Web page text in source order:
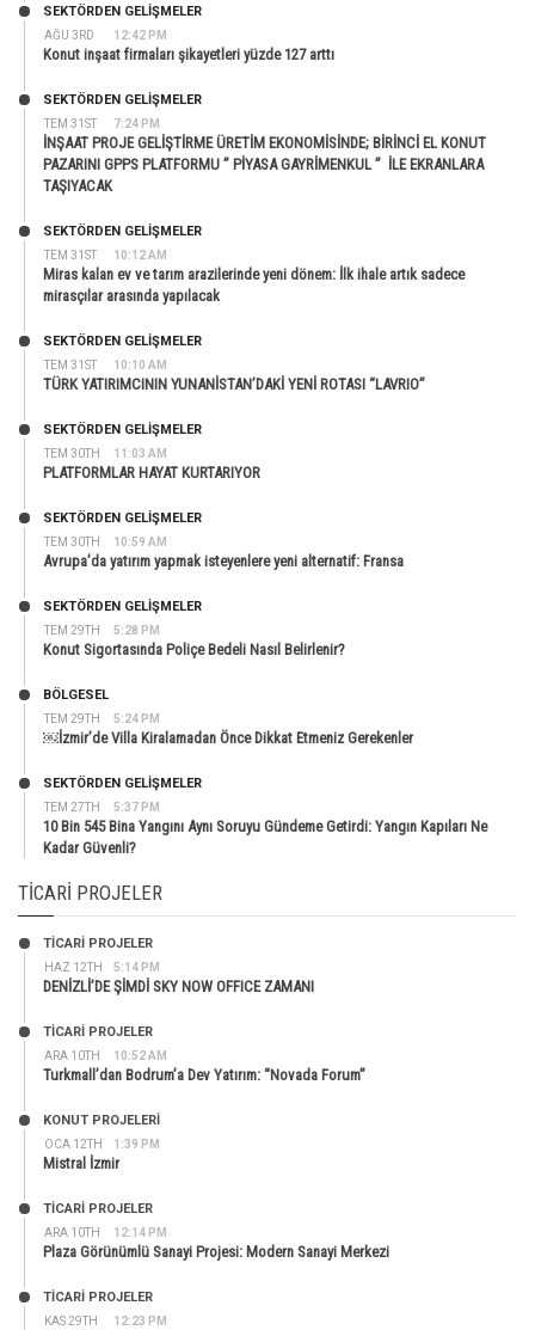
AĞU 3RD 12:42 PM
SEKTÖRDEN GELIŞMELER
Konut inşaat firmaları şikayetleri yüzde 127 arttı
TEM 31ST 7:24 PM
SEKTÖRDEN GELIŞMELER
İNŞAAT PROJE GELİŞTİRME ÜRETİM EKONOMİSİNDE; BİRİNCİ EL KONUT
PAZARINI GPPS PLATFORMU ” PİYASA GAYRİMENKUL ” İLE EKRANLARA
TAŞIYACAK
TEM 31ST 10:12 AM
SEKTÖRDEN GELIŞMELER
Miras kalan ev ve tarım arazilerinde yeni dönem: İlk ihale artık sadece
mirasçılar arasında yapılacak
TEM 31ST 10:10 AM
SEKTÖRDEN GELIŞMELER
TÜRK YATIRIMCININ YUNANİSTAN’DAKİ YENİ ROTASI “LAVRIO”
TEM 30TH 11:03 AM
SEKTÖRDEN GELIŞMELER
PLATFORMLAR HAYAT KURTARIYOR
TEM 30TH 10:59 AM
SEKTÖRDEN GELIŞMELER
Avrupa’da yatırım yapmak isteyenlere yeni alternatif: Fransa
TEM 29TH 5:28 PM
SEKTÖRDEN GELIŞMELER
Konut Sigortasında Poliçe Bedeli Nasıl Belirlenir?
TEM 29TH 5:24 PM
BÖLGESEL
￼İzmir’de Villa Kiralamadan Önce Dikkat Etmeniz Gerekenler
TEM 27TH 5:37 PM
SEKTÖRDEN GELIŞMELER
10 Bin 545 Bina Yangını Aynı Soruyu Gündeme Getirdi: Yangın Kapıları Ne
Kadar Güvenli?
TICARI PROJELER
HAZ 12TH 5:14 PM
TİCARİ PROJELER
DENİZLİ’DE ŞİMDİ SKY NOW OFFICE ZAMANI
ARA 10TH 10:52 AM
TİCARİ PROJELER
Turkmall’dan Bodrum’a Dev Yatırım: “Novada Forum”
OCA 12TH 1:39 PM
KONUT PROJELERI
Mistral İzmir
ARA 10TH 12:14 PM
TİCARİ PROJELER
Plaza Görünümlü Sanayi Projesi: Modern Sanayi Merkezi
KAS 29TH 12:23 PM
TİCARİ PROJELER